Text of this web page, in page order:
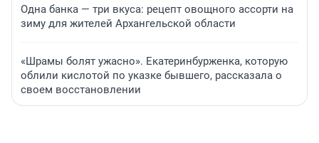
Одна банка — три вкуса: рецепт овощного ассорти на
зиму для жителей Архангельской области
«Шрамы болят ужасно». Екатеринбурженка, которую
облили кислотой по указке бывшего, рассказала о
своем восстановлении